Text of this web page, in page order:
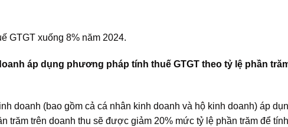
GTGT xuống 8% năm 2024.
áp dụng phương pháp tính thuế GTGT theo tỷ lệ phần
doanh (bao gồm cả cá nhân kinh doanh và hộ kinh doanh) áp
trăm trên doanh thu sẽ được giảm 20% mức tỷ lệ phần trăm để